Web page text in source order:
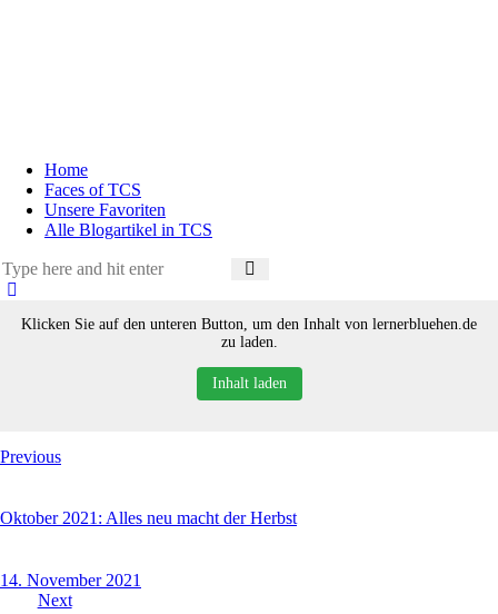
Home
Faces of TCS
Unsere Favoriten
Alle Blogartikel in TCS
Klicken Sie auf den unteren Button, um den Inhalt von lernerbluehen.de
zu laden.
Inhalt laden
Previous
Oktober 2021: Alles neu macht der Herbst
14. November 2021
Next